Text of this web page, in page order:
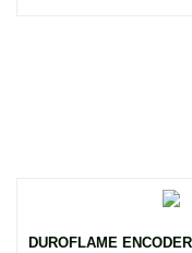
DUROFLAME